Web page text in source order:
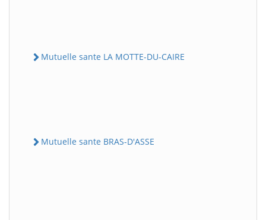
Mutuelle sante LA MOTTE-DU-CAIRE
Mutuelle sante BRAS-D'ASSE